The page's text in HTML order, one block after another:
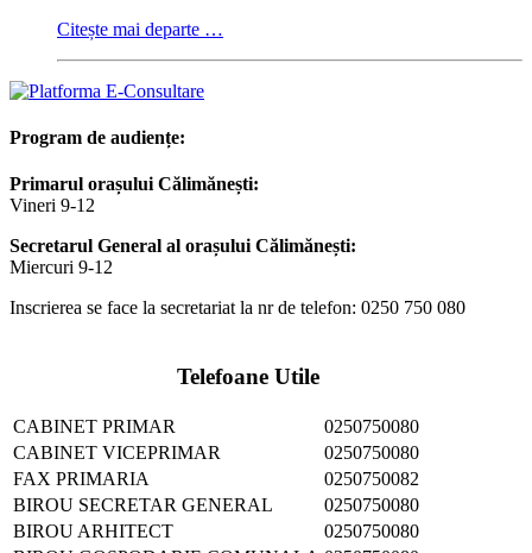
Citește mai departe …
Program de audiențe:
Primarul orașului Călimănești:
Vineri 9-12
Secretarul General al orașului Călimănești:
Miercuri 9-12
Inscrierea se face la secretariat la nr de telefon: 0250 750 080
Telefoane Utile
CABINET PRIMAR
0250750080
CABINET VICEPRIMAR
0250750080
FAX PRIMARIA
0250750082
BIROU SECRETAR GENERAL
0250750080
BIROU ARHITECT
0250750080